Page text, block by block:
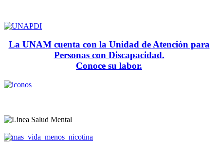
La UNAM cuenta con la Unidad de Atención para
Personas con Discapacidad.
Conoce su labor.